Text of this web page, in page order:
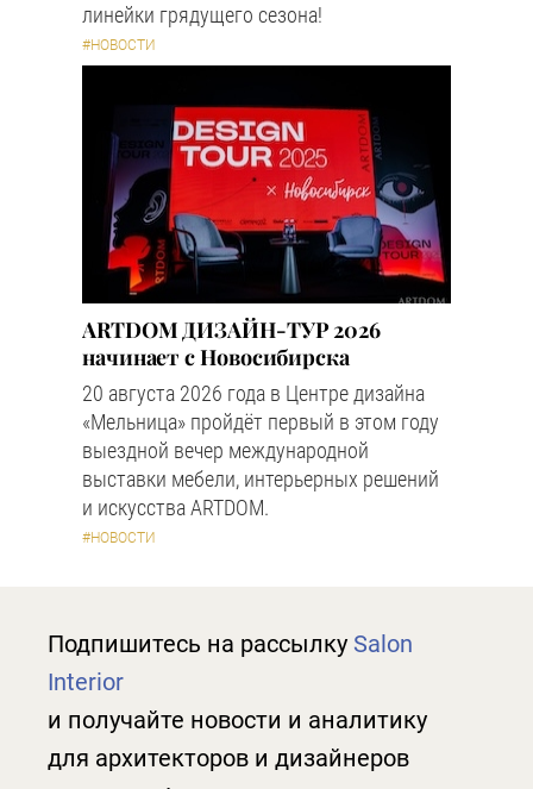
линейки грядущего сезона!
#НОВОСТИ
ARTDOM ДИЗАЙН-ТУР 2026
начинает с Новосибирска
20 августа 2026 года в Центре дизайна
«Мельница» пройдёт первый в этом году
выездной вечер международной
выставки мебели, интерьерных решений
и искусства ARTDOM.
#НОВОСТИ
Подпишитесь на рассылку Salon
Interior
и получайте новости и аналитику
для архитекторов и дизайнеров